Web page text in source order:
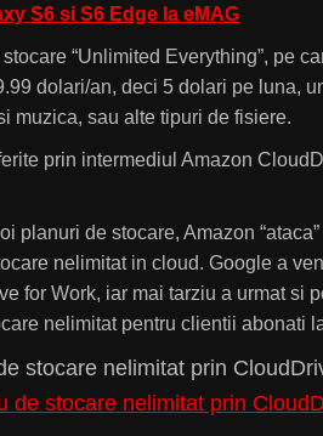
S6 si S6 Edge la eMAG
“Unlimited Everything”, pe
dolari/an, deci 5 dolari pe luna,
muzica, sau alte tipuri de fisiere.
prin intermediul Amazon
planuri de stocare, Amazon
nelimitat in cloud. Google a
for Work, iar mai tarziu a urmat si
nelimitat pentru clientii abonati
stocare nelimitat prin